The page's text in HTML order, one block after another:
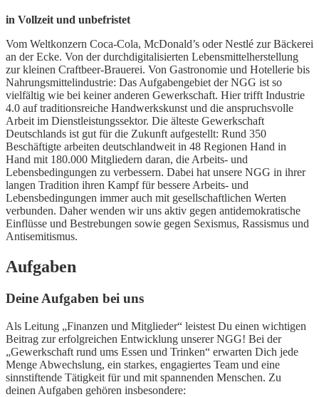
in Vollzeit und unbefristet
Vom Weltkonzern Coca-Cola, McDonald’s oder Nestlé zur Bäckerei
an der Ecke. Von der durchdigitalisierten Lebensmittelherstellung
zur kleinen Craftbeer-Brauerei. Von Gastronomie und Hotellerie bis
Nahrungsmittelindustrie: Das Aufgabengebiet der NGG ist so
vielfältig wie bei keiner anderen Gewerkschaft. Hier trifft Industrie
4.0 auf traditionsreiche Handwerkskunst und die anspruchsvolle
Arbeit im Dienstleistungssektor. Die älteste Gewerkschaft
Deutschlands ist gut für die Zukunft aufgestellt: Rund 350
Beschäftigte arbeiten deutschlandweit in 48 Regionen Hand in
Hand mit 180.000 Mitgliedern daran, die Arbeits- und
Lebensbedingungen zu verbessern. Dabei hat unsere NGG in ihrer
langen Tradition ihren Kampf für bessere Arbeits- und
Lebensbedingungen immer auch mit gesellschaftlichen Werten
verbunden. Daher wenden wir uns aktiv gegen antidemokratische
Einflüsse und Bestrebungen sowie gegen Sexismus, Rassismus und
Antisemitismus.
Aufgaben
Deine Aufgaben bei uns
Als Leitung „Finanzen und Mitglieder“ leistest Du einen wichtigen
Beitrag zur erfolgreichen Entwicklung unserer NGG! Bei der
„Gewerkschaft rund ums Essen und Trinken“ erwarten Dich jede
Menge Abwechslung, ein starkes, engagiertes Team und eine
sinnstiftende Tätigkeit für und mit spannenden Menschen. Zu
deinen Aufgaben gehören insbesondere: